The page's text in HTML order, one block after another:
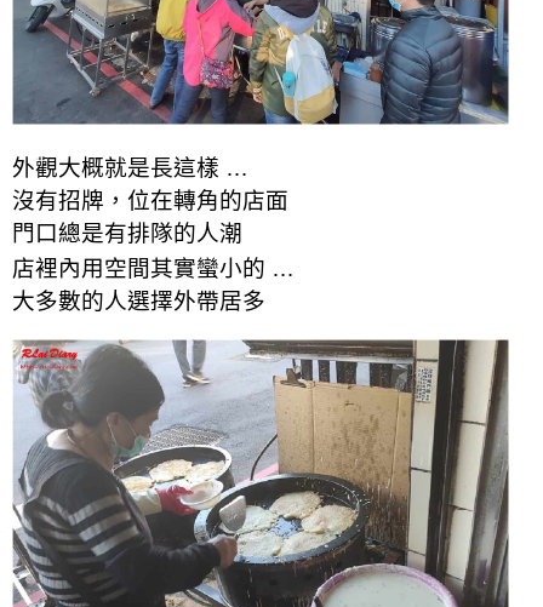
外觀大概就是長這樣 …
沒有招牌，位在轉角的店面
門口總是有排隊的人潮
店裡內用空間其實蠻小的 …
大多數的人選擇外帶居多